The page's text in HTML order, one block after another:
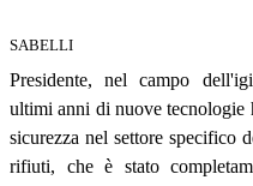
SABELLI
Presidente, nel campo
ultimi anni di nuove tecnologie
sicurezza nel settore specifico
rifiuti, che è stato